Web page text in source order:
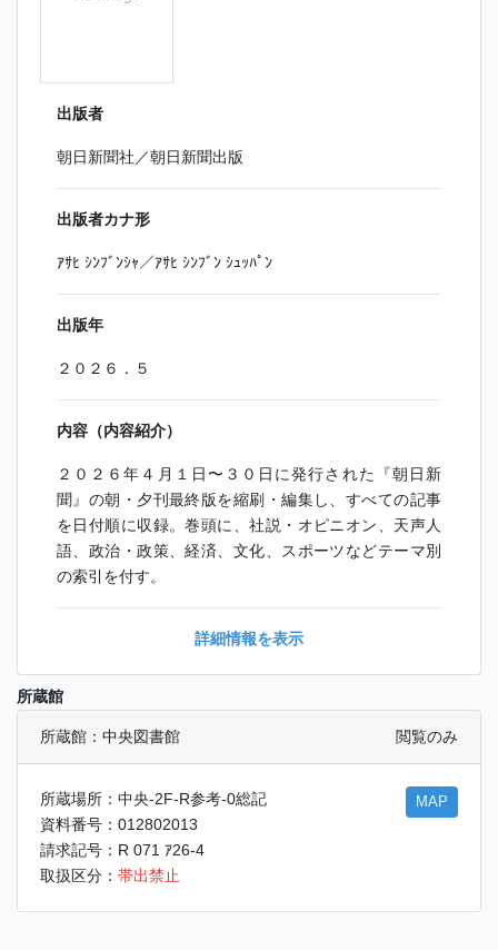
出版者
朝日新聞社／朝日新聞出版
出版者カナ形
ｱｻﾋ ｼﾝﾌﾞﾝｼｬ／ｱｻﾋ ｼﾝﾌﾞﾝ ｼｭｯﾊﾟﾝ
出版年
２０２６．５
内容（内容紹介）
２０２６年４月１日〜３０日に発行された『朝日新
聞』の朝・夕刊最終版を縮刷・編集し、すべての記事
を日付順に収録。巻頭に、社説・オピニオン、天声人
語、政治・政策、経済、文化、スポーツなどテーマ別
の索引を付す。
詳細情報を表示
所蔵館
所蔵館：中央図書館 閲覧のみ
所蔵場所：中央-2F-R参考-0総記
資料番号：012802013
請求記号：R 071 ｱ26-4
取扱区分： 帯出禁止
MAP